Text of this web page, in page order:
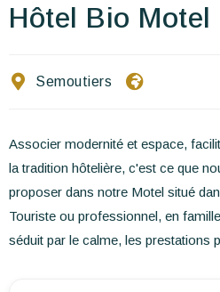
Hôtel Bio Motel
Semoutiers
Associer modernité et espace,
la tradition hôtelière, c'est ce que
proposer dans notre Motel situé
Touriste ou professionnel, en
séduit par le calme, les prestations